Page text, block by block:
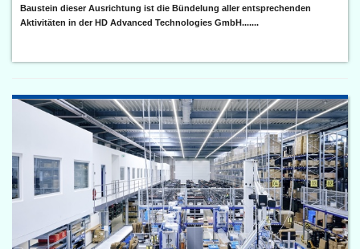
Baustein dieser Ausrichtung ist die Bündelung aller entsprechenden
Aktivitäten in der HD Advanced Technologies GmbH.......